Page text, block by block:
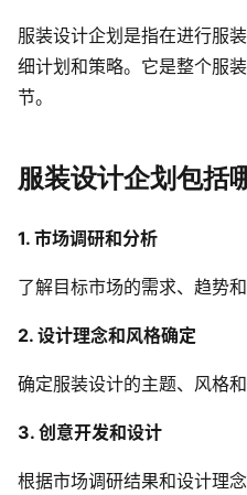
服装设计企划是指在进行服
细计划和策略。它是整个服
节。
服装设计企划包括
1. 市场调研和分析
了解目标市场的需求、趋势
2. 设计理念和风格确定
确定服装设计的主题、风格
3. 创意开发和设计
根据市场调研结果和设计理